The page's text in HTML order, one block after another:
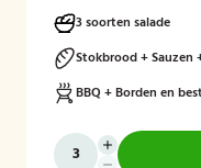
3 soorten salade
Stokbrood + Sauzen
BBQ + Borden en